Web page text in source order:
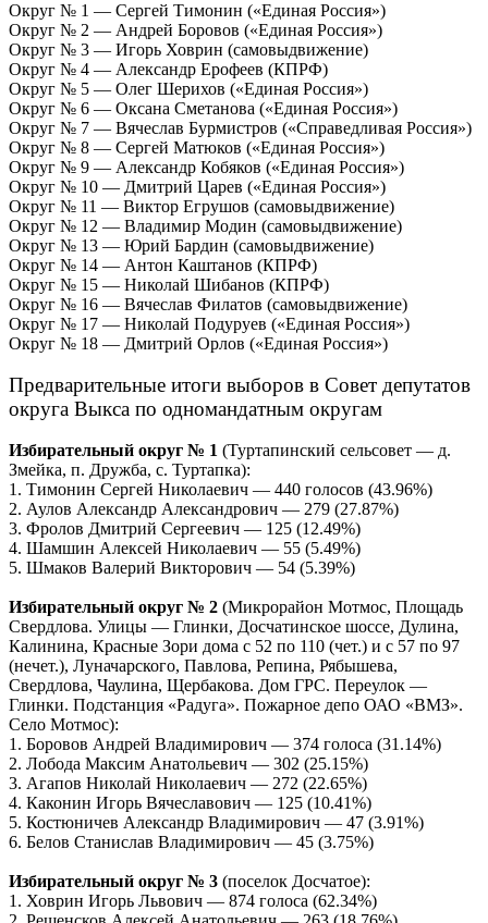
Округ № 1 — Сергей Тимонин («Единая Россия»)
Округ № 2 — Андрей Боровов («Единая Россия»)
Округ № 3 — Игорь Ховрин (самовыдвижение)
Округ № 4 — Александр Ерофеев (КПРФ)
Округ № 5 — Олег Шерихов («Единая Россия»)
Округ № 6 — Оксана Сметанова («Единая Россия»)
Округ № 7 — Вячеслав Бурмистров («Справедливая Россия»)
Округ № 8 — Сергей Матюков («Единая Россия»)
Округ № 9 — Александр Кобяков («Единая Россия»)
Округ № 10 — Дмитрий Царев («Единая Россия»)
Округ № 11 — Виктор Егрушов (самовыдвижение)
Округ № 12 — Владимир Модин (самовыдвижение)
Округ № 13 — Юрий Бардин (самовыдвижение)
Округ № 14 — Антон Каштанов (КПРФ)
Округ № 15 — Николай Шибанов (КПРФ)
Округ № 16 — Вячеслав Филатов (самовыдвижение)
Округ № 17 — Николай Подуруев («Единая Россия»)
Округ № 18 — Дмитрий Орлов («Единая Россия»)
Предварительные итоги выборов в Совет депутатов
округа Выкса по одномандатным округам
Избирательный округ № 1 (Туртапинский сельсовет — д.
Змейка, п. Дружба, с. Туртапка):
1. Тимонин Сергей Николаевич — 440 голосов (43.96%)
2. Аулов Александр Александрович — 279 (27.87%)
3. Фролов Дмитрий Сергеевич — 125 (12.49%)
4. Шамшин Алексей Николаевич — 55 (5.49%)
5. Шмаков Валерий Викторович — 54 (5.39%)
Избирательный округ № 2 (Микрорайон Мотмос, Площадь
Свердлова. Улицы — Глинки, Досчатинское шоссе, Дулина,
Калинина, Красные Зори дома с 52 по 110 (чет.) и с 57 по 97
(нечет.), Луначарского, Павлова, Репина, Рябышева,
Свердлова, Чаулина, Щербакова. Дом ГРС. Переулок —
Глинки. Подстанция «Радуга». Пожарное депо ОАО «ВМЗ».
Село Мотмос):
1. Боровов Андрей Владимирович — 374 голоса (31.14%)
2. Лобода Максим Анатольевич — 302 (25.15%)
3. Агапов Николай Николаевич — 272 (22.65%)
4. Каконин Игорь Вячеславович — 125 (10.41%)
5. Костюничев Александр Владимирович — 47 (3.91%)
6. Белов Станислав Владимирович — 45 (3.75%)
Избирательный округ № 3 (поселок Досчатое):
1. Ховрин Игорь Львович — 874 голоса (62.34%)